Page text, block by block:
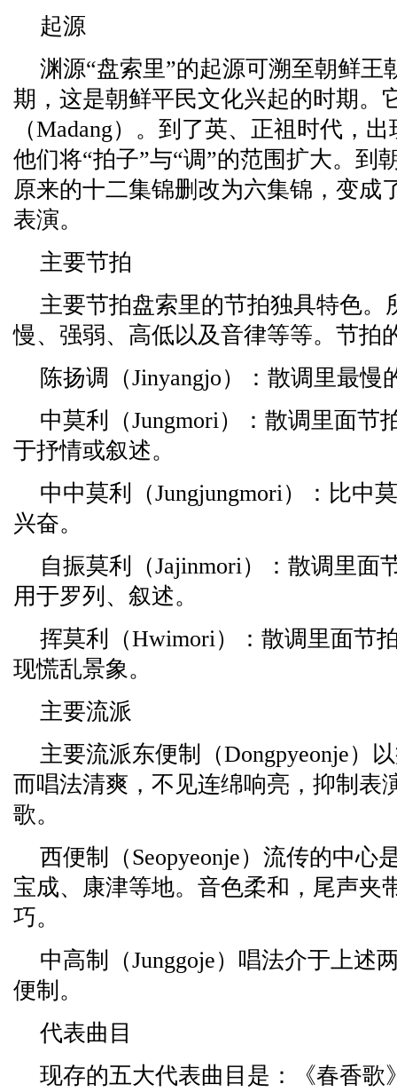
起源
渊源“盘索里”的起源可溯至朝鲜王
期，这是朝鲜平民文化兴起的时期。
（Madang）。到了英、正祖时代，
他们将“拍子”与“调”的范围扩大。到
原来的十二集锦删改为六集锦，变成
表演。
主要节拍
主要节拍盘索里的节拍独具特色。
慢、强弱、高低以及音律等等。节拍
陈扬调（Jinyangjo）：散调里最慢
中莫利（Jungmori）：散调里面节
于抒情或叙述。
中中莫利（Jungjungmori）：比中
兴奋。
自振莫利（Jajinmori）：散调里面
用于罗列、叙述。
挥莫利（Hwimori）：散调里面节
现慌乱景象。
主要流派
主要流派东便制（Dongpyeonje）
而唱法清爽，不见连绵响亮，抑制表
歌。
西便制（Seopyeonje）流传的中心
宝成、康津等地。音色柔和，尾声夹
巧。
中高制（Junggoje）唱法介于上述
便制。
代表曲目
现存的五大代表曲目是：《春香歌